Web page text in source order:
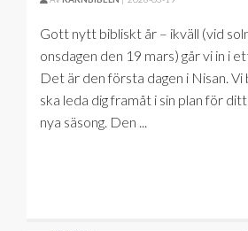
Gott nytt bibliskt år – ikväll (vid
onsdagen den 19 mars) går vi in i
Det är den första dagen i Nisan.
ska leda dig framåt i sin plan för
nya säsong. Den ...